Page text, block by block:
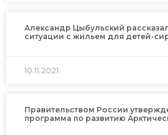
Александр Цыбульский
ситуации с жильем для детей-
10.11.2021
Правительством России
программа по развитию